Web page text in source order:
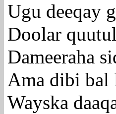
Ugu deeqay
Doolar
Dameeraha
Ama dibi bal
Wayska